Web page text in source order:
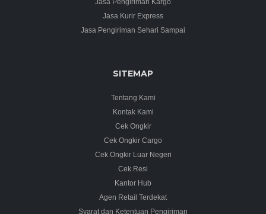
Jasa Kurir Express
Jasa Pengiriman Sehari Sampai
SITEMAP
Tentang Kami
Kontak Kami
Cek Ongkir
Cek Ongkir Cargo
Cek Ongkir Luar Negeri
Cek Resi
Kantor Hub
Agen Retail Terdekat
Syarat dan Ketentuan Pengiriman